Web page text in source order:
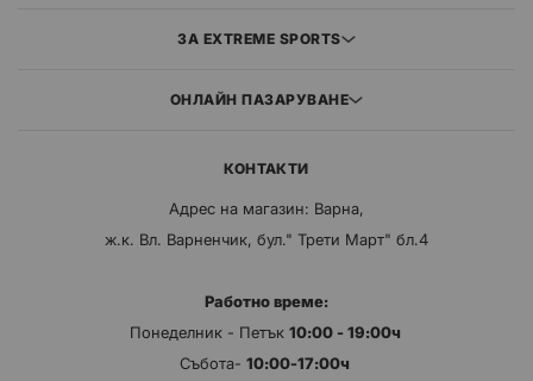
ЗА EXTREME SPORTS
ОНЛАЙН ПАЗАРУВАНЕ
КОНТАКТИ
Адрес на магазин: Варна,
ж.к. Вл. Варненчик, бул." Трети Март" бл.4
Работно време:
Понеделник - Петък 10:00 - 19:00ч
Събота- 10:00-17:00ч